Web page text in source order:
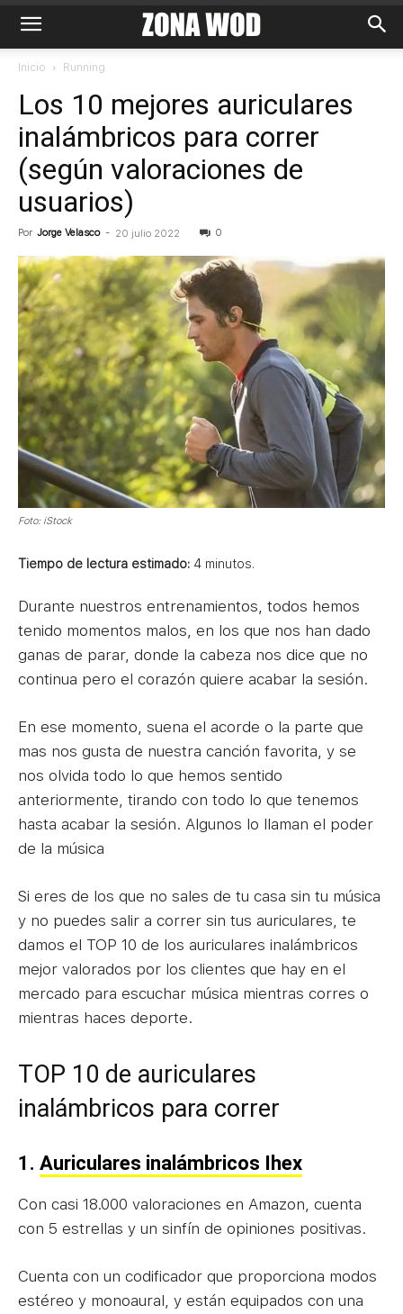
Inicio Running
Los 10 mejores auriculares
inalámbricos para correr
(según valoraciones de
usuarios)
Por Jorge Velasco - 20 julio 2022 0
Foto: iStock
Tiempo de lectura estimado: 4 minutos.
Durante nuestros entrenamientos, todos hemos
tenido momentos malos, en los que nos han dado
ganas de parar, donde la cabeza nos dice que no
continua pero el corazón quiere acabar la sesión.
En ese momento, suena el acorde o la parte que
mas nos gusta de nuestra canción favorita, y se
nos olvida todo lo que hemos sentido
anteriormente, tirando con todo lo que tenemos
hasta acabar la sesión. Algunos lo llaman el poder
de la música
Si eres de los que no sales de tu casa sin tu música
y no puedes salir a correr sin tus auriculares, te
damos el TOP 10 de los auriculares inalámbricos
mejor valorados por los clientes que hay en el
mercado para escuchar música mientras corres o
mientras haces deporte.
TOP 10 de auriculares
inalámbricos para correr
1. Auriculares inalámbricos Ihex
Con casi 18.000 valoraciones en Amazon, cuenta
con 5 estrellas y un sinfín de opiniones positivas.
Cuenta con un codificador que proporciona modos
estéreo y monoaural, y están equipados con una